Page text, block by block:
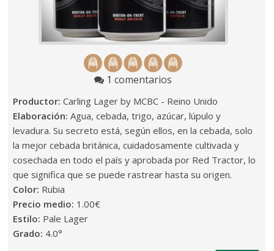
1 comentarios
Productor: Carling Lager by MCBC - Reino Unido
Elaboración: Agua, cebada, trigo, azúcar, lúpulo y
levadura. Su secreto está, según ellos, en la cebada, solo
la mejor cebada británica, cuidadosamente cultivada y
cosechada en todo el país y aprobada por Red Tractor, lo
que significa que se puede rastrear hasta su origen.
Color: Rubia
Precio medio: 1.00€
Estilo: Pale Lager
Grado: 4.0°